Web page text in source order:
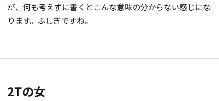
が、何も考えずに書くとこんな意味の分からない感じにな
ります。ふしぎですね。
2Tの女